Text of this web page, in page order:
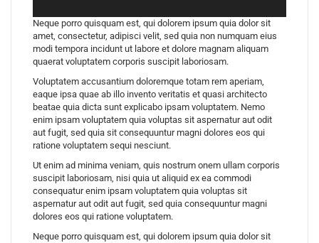
Neque porro quisquam est, qui dolorem ipsum quia dolor sit
amet, consectetur, adipisci velit, sed quia non numquam eius
modi tempora incidunt ut labore et dolore magnam aliquam
quaerat voluptatem corporis suscipit laboriosam.
Voluptatem accusantium doloremque totam rem aperiam,
eaque ipsa quae ab illo invento veritatis et quasi architecto
beatae quia dicta sunt explicabo ipsam voluptatem. Nemo
enim ipsam voluptatem quia voluptas sit aspernatur aut odit
aut fugit, sed quia sit consequuntur magni dolores eos qui
ratione voluptatem sequi nesciunt.
Ut enim ad minima veniam, quis nostrum onem ullam corporis
suscipit laboriosam, nisi quia ut aliquid ex ea commodi
consequatur enim ipsam voluptatem quia voluptas sit
aspernatur aut odit aut fugit, sed quia consequuntur magni
dolores eos qui ratione voluptatem.
Neque porro quisquam est, qui dolorem ipsum quia dolor sit